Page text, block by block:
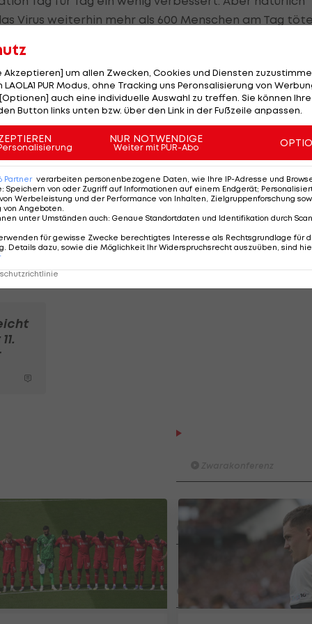
Virus weiterhin mehr als 600 Menschen am Tag
Landsleute jeden Tag sterben", sagt der
als Trainer schon inDeutschland, Frankreich,
gehe es im Moment nicht. "Es ist mir egal, ob wir im
Wir müssen jetzt erst einmal an die
mögliche Entscheidung derPremier Leagueam
weitergehen könnte.
9. März und ist noch bis mindestens 30. April
Am Stammtisch bei Andy
Knett
I schau a #LigaZWA - Die
Akzeptieren] um allen Zwecken, Cookies und Diensten
PUR Modus, ohne Tracking uns Peronsalisierung von
auch eine individuelle Auswahl zu treffen. Sie können
Button links unten bzw. über den Link in der Fußzeile anpassen.
NUR NOTWENDIGE
Weiter mit PUR-Abo
Partner verarbeiten personenbezogene Daten, wie Ihre IP-Adresse und
: Speichern von oder Zugriff auf Informationen auf einem Endgerät;
Werbeleistung und der Performance von Inhalten, Zielgruppenforschung
von Angeboten
unter Umständen auch: Genaue Standortdaten und Identifikation durch
für gewisse Zwecke berechtigtes Interesse als Rechtsgrundlage für
Details dazu, sowie die Möglichkeit Ihr Widerspruchsrecht auszuüben, sind